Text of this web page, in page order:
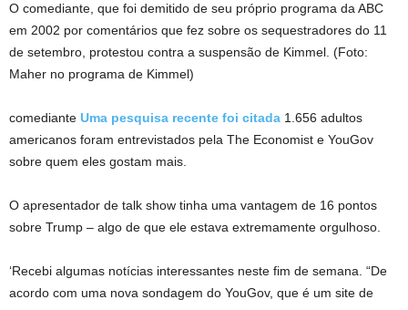
O comediante, que foi demitido de seu próprio programa da ABC
em 2002 por comentários que fez sobre os sequestradores do 11
de setembro, protestou contra a suspensão de Kimmel. (Foto:
Maher no programa de Kimmel)
comediante Uma pesquisa recente foi citada 1.656 adultos
americanos foram entrevistados pela The Economist e YouGov
sobre quem eles gostam mais.
O apresentador de talk show tinha uma vantagem de 16 pontos
sobre Trump – algo de que ele estava extremamente orgulhoso.
‘Recebi algumas notícias interessantes neste fim de semana. “De
acordo com uma nova sondagem do YouGov, que é um site de